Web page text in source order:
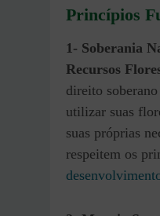
Princípios
1- Soberania
Recursos
direito
utilizar suas
suas próprias
respeitem os